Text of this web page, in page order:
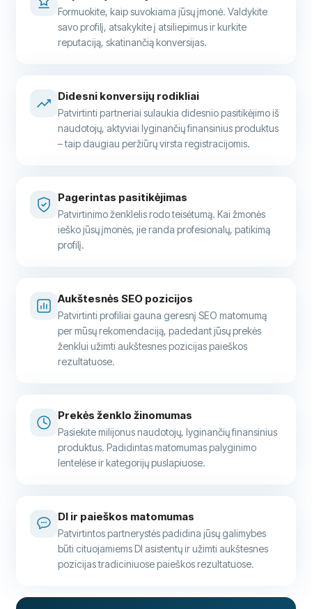
Formuokite, kaip suvokiama jūsų įmonė. Valdykite
savo profilį, atsakykite į atsiliepimus ir kurkite
reputaciją, skatinančią konversijas.
Didesni konversijų rodikliai
Patvirtinti partneriai sulaukia didesnio pasitikėjimo iš
naudotojų, aktyviai lyginančių finansinius produktus
– taip daugiau peržiūrų virsta registracijomis.
Pagerintas pasitikėjimas
Patvirtinimo ženklelis rodo teisėtumą. Kai žmonės
ieško jūsų įmonės, jie randa profesionalų, patikimą
profilį.
Aukštesnės SEO pozicijos
Patvirtinti profiliai gauna geresnį SEO matomumą
per mūsų rekomendaciją, padedant jūsų prekės
ženklui užimti aukštesnes pozicijas paieškos
rezultatuose.
Prekės ženklo žinomumas
Pasiekite milijonus naudotojų, lyginančių finansinius
produktus. Padidintas matomumas palyginimo
lentelėse ir kategorijų puslapiuose.
DI ir paieškos matomumas
Patvirtintos partnerystės padidina jūsų galimybes
būti cituojamiems DI asistentų ir užimti aukštesnes
pozicijas tradiciniuose paieškos rezultatuose.